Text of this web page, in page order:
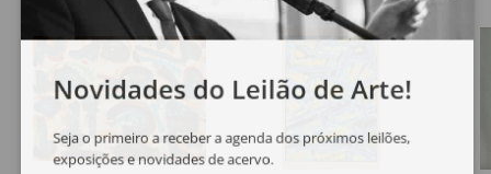
Novidades do Leilão de Arte!
Seja o primeiro a receber a agenda dos próximos leilões,
exposições e novidades de acervo.